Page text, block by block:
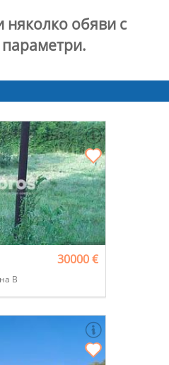
няколко обяви с
В
30000 €